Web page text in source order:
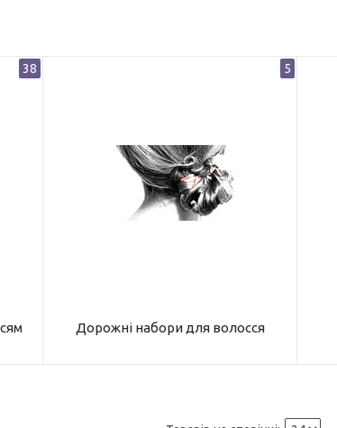
38 5
Дорожні набори для волосся